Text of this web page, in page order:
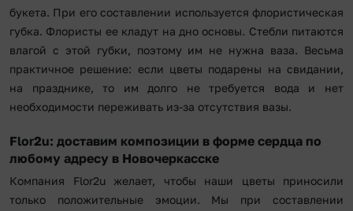
букета. При его составлении используется флористическая
губка. Флористы ее кладут на дно основы. Стебли питаются
влагой с этой губки, поэтому им не нужна ваза. Весьма
практичное решение: если цветы подарены на свидании,
на празднике, то им долго не требуется вода и нет
необходимости переживать из-за отсутствия вазы.
Flor2u: доставим композиции в форме сердца по
любому адресу в Новочеркасске
Компания Flor2u желает, чтобы наши цветы приносили
только положительные эмоции. Мы при составлении